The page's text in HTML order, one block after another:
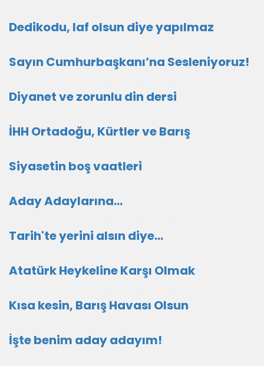
Dedikodu, laf olsun diye yapılmaz
Sayın Cumhurbaşkanı’na Sesleniyoruz!
Diyanet ve zorunlu din dersi
İHH Ortadoğu, Kürtler ve Barış
Siyasetin boş vaatleri
Aday Adaylarına…
Tarih'te yerini alsın diye...
Atatürk Heykeline Karşı Olmak
Kısa kesin, Barış Havası Olsun
İşte benim aday adayım!